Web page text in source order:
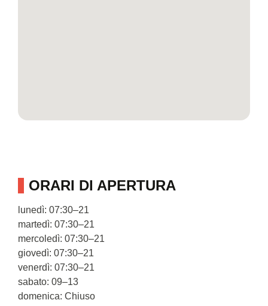
ORARI DI APERTURA
lunedì: 07:30–21
martedì: 07:30–21
mercoledì: 07:30–21
giovedì: 07:30–21
venerdì: 07:30–21
sabato: 09–13
domenica: Chiuso